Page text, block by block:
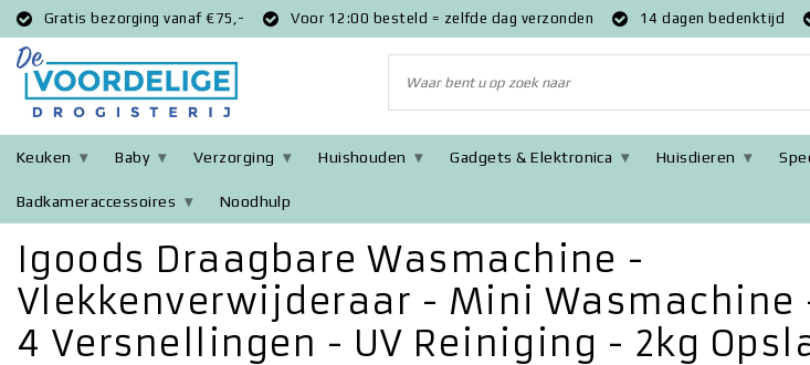
Gratis bezorging vanaf €75,- Voor 12:00 besteld = zelfde dag verzonden 14 dagen bedenktijd
Keuken Baby Verzorging Huishouden Gadgets & Elektronica Huisdieren
Badkameraccessoires Noodhulp
Terug naar Home|Igoods Draagbare Wasmachine - Vlekkenverwijderaar - Mini Wasmachine - 4
Igoods Draagbare Wasmachine -
Vlekkenverwijderaar - Mini Wasmachine
4 Versnellingen - UV Reiniging - 2kg